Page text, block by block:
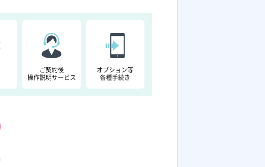
ご契約後
操作説明サービス
オプション等
各種手続き